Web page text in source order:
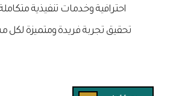
احترافية وخدمات تنفيذية
تحقيق تجربة فريدة ومتميزة لكل